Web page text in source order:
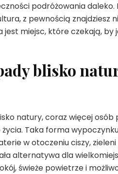
podróżowania daleko.
z pewnością znajdziesz
jest miejsc, które czekają,
blisko
natury, coraz więcej osób
życia. Taka forma
w otoczeniu ciszy,
alternatywa dla
świeże powietrze i